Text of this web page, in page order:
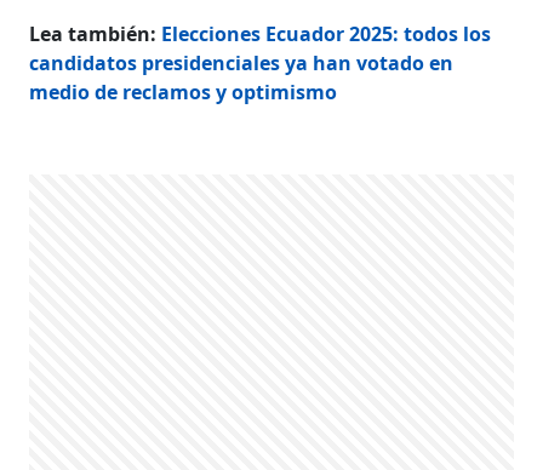
Lea también: Elecciones Ecuador 2025: todos los
candidatos presidenciales ya han votado en
medio de reclamos y optimismo